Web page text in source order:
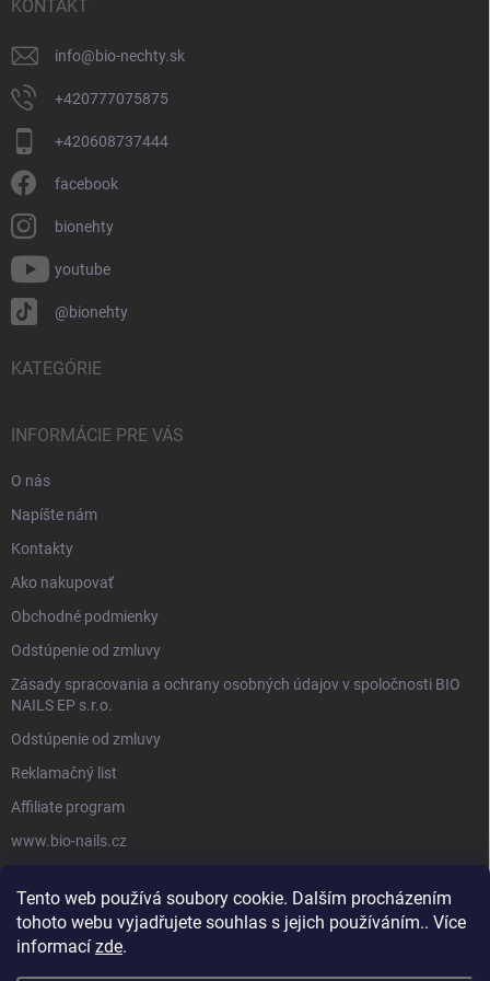
Tento web používá soubory cookie. Dalším procházením
tohoto webu vyjadřujete souhlas s jejich používáním.. Více
informací zde.
KONTAKT
info@bio-nechty.sk
+420777075875
+420608737444
facebook
bionehty
youtube
@bionehty
KATEGÓRIE
INFORMÁCIE PRE VÁS
O nás
Napíšte nám
Kontakty
Ako nakupovať
Obchodné podmienky
Odstúpenie od zmluvy
Zásady spracovania a ochrany osobných údajov v spoločnosti BIO
NAILS EP s.r.o.
Odstúpenie od zmluvy
Reklamačný list
Affiliate program
www.bio-nails.cz
FACEBOOK